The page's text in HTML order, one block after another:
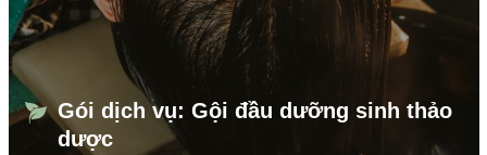
Gói dịch vụ: Gội đầu dưỡng sinh thảo
dược